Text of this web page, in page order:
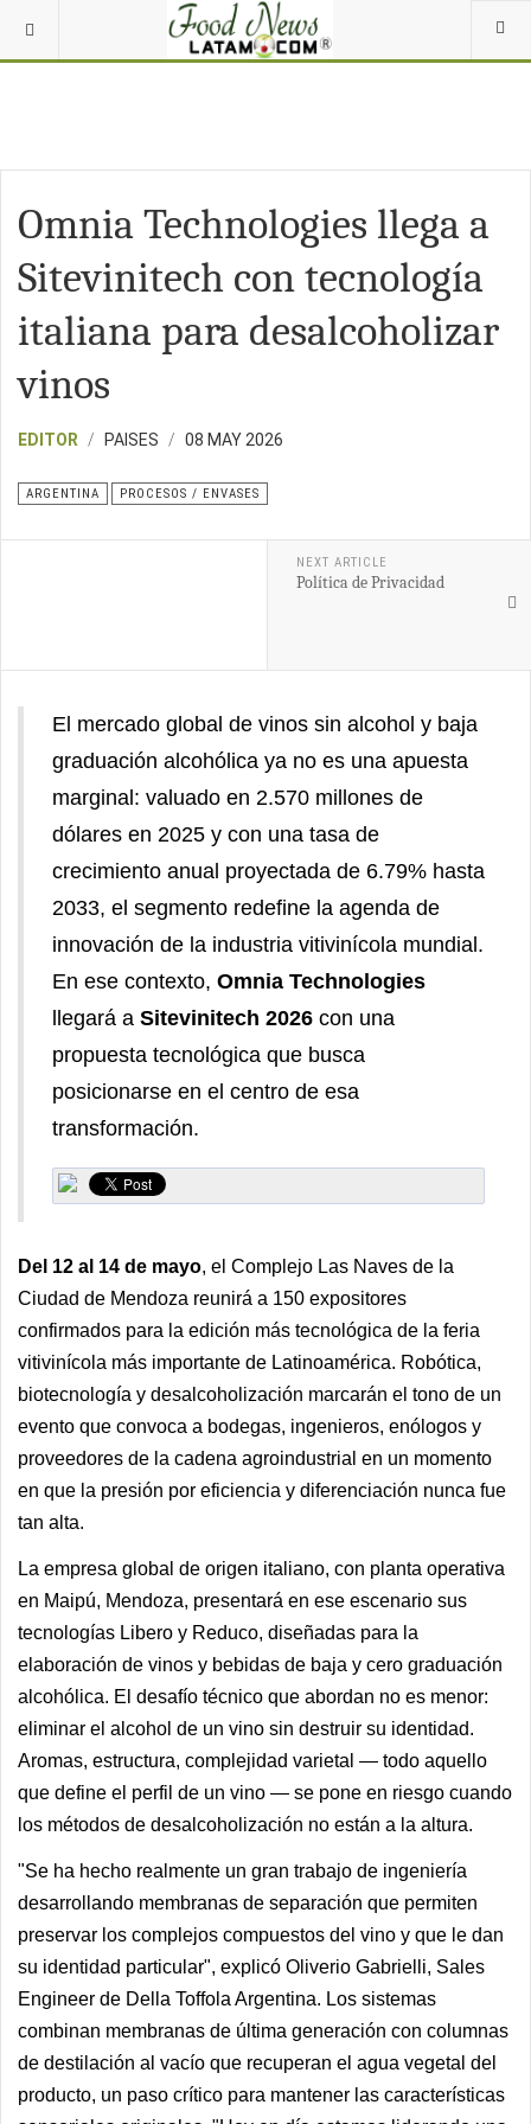
Omnia Technologies llega a
Sitevinitech con tecnología
italiana para desalcoholizar
vinos
EDITOR PAISES 08 MAY 2026
ARGENTINA PROCESOS / ENVASES
NEXT ARTICLE
Política de Privacidad
El mercado global de vinos sin alcohol y baja
graduación alcohólica ya no es una apuesta
marginal: valuado en 2.570 millones de
dólares en 2025 y con una tasa de
crecimiento anual proyectada de 6.79% hasta
2033, el segmento redefine la agenda de
innovación de la industria vitivinícola mundial.
En ese contexto, Omnia Technologies
llegará a Sitevinitech 2026 con una
propuesta tecnológica que busca
posicionarse en el centro de esa
transformación.
Del 12 al 14 de mayo, el Complejo Las Naves de la
Ciudad de Mendoza reunirá a 150 expositores
confirmados para la edición más tecnológica de la feria
vitivinícola más importante de Latinoamérica. Robótica,
biotecnología y desalcoholización marcarán el tono de un
evento que convoca a bodegas, ingenieros, enólogos y
proveedores de la cadena agroindustrial en un momento
en que la presión por eficiencia y diferenciación nunca fue
tan alta.
La empresa global de origen italiano, con planta operativa
en Maipú, Mendoza, presentará en ese escenario sus
tecnologías Libero y Reduco, diseñadas para la
elaboración de vinos y bebidas de baja y cero graduación
alcohólica. El desafío técnico que abordan no es menor:
eliminar el alcohol de un vino sin destruir su identidad.
Aromas, estructura, complejidad varietal — todo aquello
que define el perfil de un vino — se pone en riesgo cuando
los métodos de desalcoholización no están a la altura.
"Se ha hecho realmente un gran trabajo de ingeniería
desarrollando membranas de separación que permiten
preservar los complejos compuestos del vino y que le dan
su identidad particular", explicó Oliverio Gabrielli, Sales
Engineer de Della Toffola Argentina. Los sistemas
combinan membranas de última generación con columnas
de destilación al vacío que recuperan el agua vegetal del
producto, un paso crítico para mantener las características